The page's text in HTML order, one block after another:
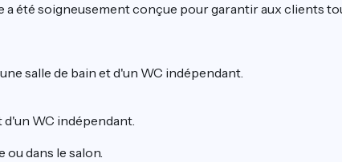
a été soigneusement conçue pour garantir aux clients
salle de bain et d'un WC indépendant.
d'un WC indépendant.
ou dans le salon.